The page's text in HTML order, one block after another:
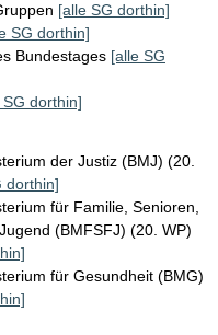
[alle SG dorthin]
SG dorthin]
Bundestages [alle SG
SG dorthin]
der Justiz (BMJ) (20.
dorthin]
für Familie, Senioren,
(BMFSFJ) (20. WP)
für Gesundheit (BMG)